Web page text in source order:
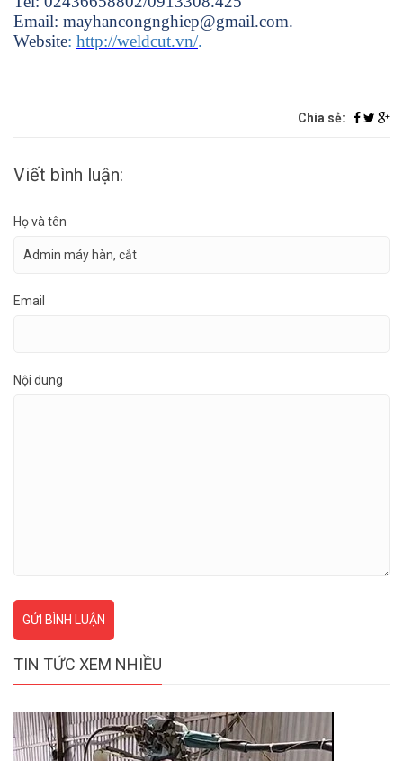
Email: mayhancongnghiep@gmail.com.
Website: http://weldcut.vn/.
Chia sẻ:
Viết bình luận:
Họ và tên
Email
Nội dung
GỬI BÌNH LUẬN
TIN TỨC XEM NHIỀU